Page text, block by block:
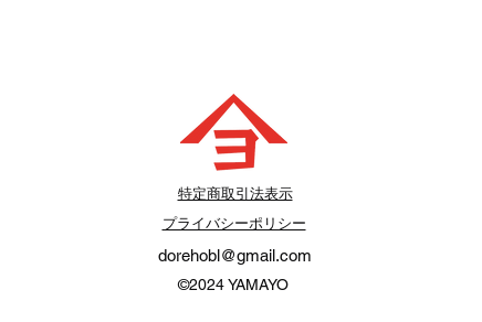
​特定商取引法表示
プライバシーポリシー
dorehobl@gmail.com
©2024YAMAYO